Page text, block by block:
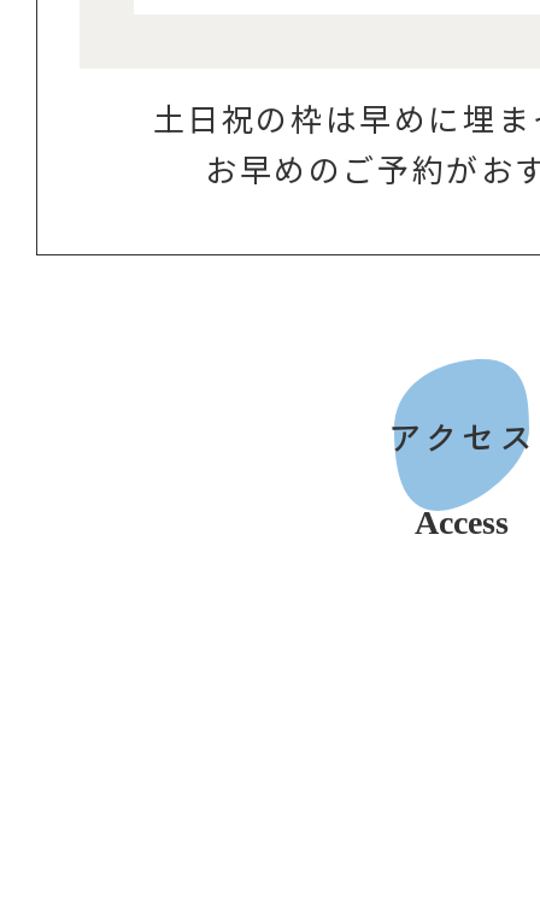
土日祝の枠は早めに埋
お早めのご予約がお
アクセス
Access